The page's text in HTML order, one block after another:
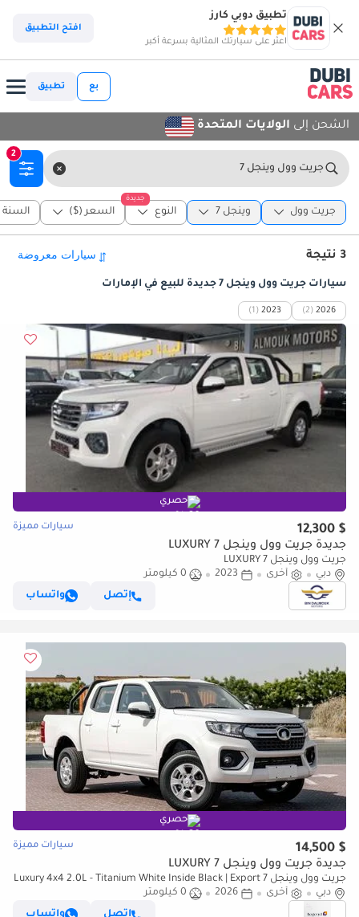
تطبيق دوبي كارز
اعثر على سيارتك المثالية بسرعة أكبر
افتح التطبيق
بع تطبيق
الشحن إلى الولايات المتحدة
جريت وول وينجل 7
2
جريت وول وينجل 7
جديدة
النوع السعر ($) السنة
3 نتيجة
سيارات جريت وول وينجل 7 جديدة للبيع في الإمارات
2026
(2)
2023
(1)
حصري
$ 12,300 سيارات مميزة
جديدة جريت وول وينجل 7 LUXURY
جريت وول وينجل 7 LUXURY
دبي
أخرى 2023
0 كيلومتر
إتصل
واتساب
حصري
$ 14,500 سيارات مميزة
جديدة جريت وول وينجل 7 LUXURY
جريت وول وينجل 7 Luxury 4x4 2.0L - Titanium White Inside Black | Export
Onlyدبي أخرى 2026
0 كيلومتر
إتصل
واتساب